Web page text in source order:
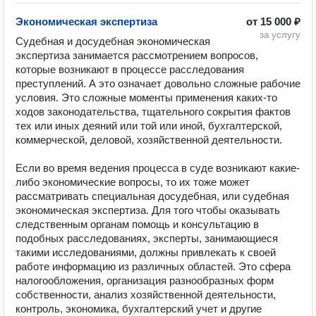
от 15 000 ₽
за услугу
Экономическая экспертиза
Судебная и досудебная экономическая
экспертиза занимается рассмотрением вопросов,
которые возникают в процессе расследования
преступлений. А это означает довольно сложные рабочие
условия. Это сложные моменты применения каких-то
ходов законодательства, тщательного сокрытия фактов
тех или иных деяний или той или иной, бухгалтерской,
коммерческой, деловой, хозяйственной деятельности.
Если во время ведения процесса в суде возникают какие-
либо экономические вопросы, то их тоже может
рассматривать специальная досудебная, или судебная
экономическая экспертиза. Для того чтобы оказывать
следственным органам помощь и консультацию в
подобных расследованиях, эксперты, занимающиеся
такими исследованиями, должны привлекать к своей
работе информацию из различных областей. Это сфера
налогообложения, организация разнообразных форм
собственности, анализ хозяйственной деятельности,
контроль, экономика, бухгалтерский учет и другие